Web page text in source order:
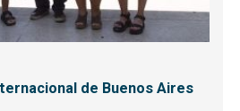
de Buenos Aires